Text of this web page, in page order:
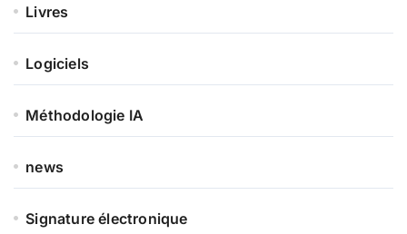
Livres
Logiciels
Méthodologie IA
news
Signature électronique